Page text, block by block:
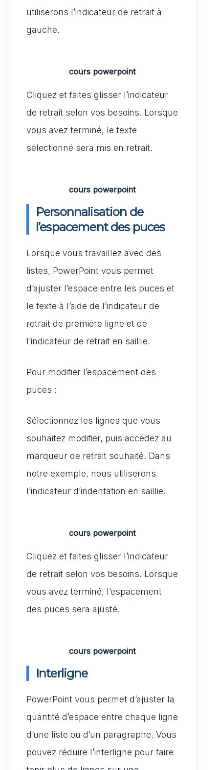
utiliserons l’indicateur de retrait à
gauche.
cours powerpoint
Cliquez et faites glisser l’indicateur
de retrait selon vos besoins. Lorsque
vous avez terminé, le texte
sélectionné sera mis en retrait.
cours powerpoint
Personnalisation de
l’espacement des puces
Lorsque vous travaillez avec des
listes, PowerPoint vous permet
d’ajuster l’espace entre les puces et
le texte à l’aide de l’indicateur de
retrait de première ligne et de
l’indicateur de retrait en saillie.
Pour modifier l’espacement des
puces :
Sélectionnez les lignes que vous
souhaitez modifier, puis accédez au
marqueur de retrait souhaité. Dans
notre exemple, nous utiliserons
l’indicateur d’indentation en saillie.
cours powerpoint
Cliquez et faites glisser l’indicateur
de retrait selon vos besoins. Lorsque
vous avez terminé, l’espacement
des puces sera ajusté.
cours powerpoint
Interligne
PowerPoint vous permet d’ajuster la
quantité d’espace entre chaque ligne
d’une liste ou d’un paragraphe. Vous
pouvez réduire l’interligne pour faire